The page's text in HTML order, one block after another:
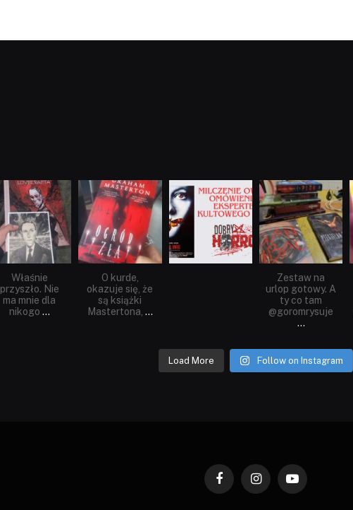
dobryhorror
Wrz 19
Właśnie
przyszło. Nie
ma mnie dla
nikogo ...
dobryhorror
Sie 23
O kurde,
okazuje się, że
są książki
Mastertona, ...
dobryhorror
Sie 19
dobryhorror
Lip 31
Zestaw na
urlop gotowy. A
ty co tam
@goromrysuje
...
Load More Follow on Instagram
FacebookInstagramYouTube